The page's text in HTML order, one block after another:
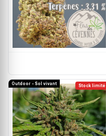
Stock limité
Outdoor - Sol vivant